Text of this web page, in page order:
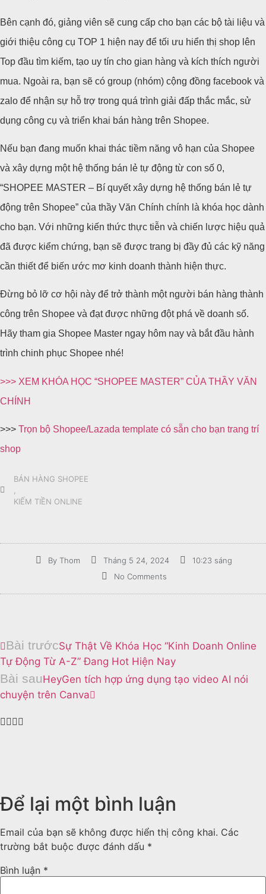
Bên cạnh đó, giảng viên sẽ cung cấp cho bạn các bộ tài liệu và
giới thiệu công cụ TOP 1 hiện nay để tối ưu hiển thị shop lên
Top đầu tìm kiếm, tạo uy tín cho gian hàng và kích thích người
mua. Ngoài ra, bạn sẽ có group (nhóm) cộng đồng facebook và
zalo để nhận sự hỗ trợ trong quá trình giải đấp thắc mắc, sử
dụng công cụ và triển khai bán hàng trên Shopee.
Nếu bạn đang muốn khai thác tiềm năng vô hạn của Shopee
và xây dựng một hệ thống bán lẻ tự động từ con số 0,
“SHOPEE MASTER – Bí quyết xây dựng hệ thống bán lẻ tự
động trên Shopee” của thầy Văn Chính chính là khóa học dành
cho bạn. Với những kiến thức thực tiễn và chiến lược hiệu quả
đã được kiểm chứng, bạn sẽ được trang bị đầy đủ các kỹ năng
cần thiết để biến ước mơ kinh doanh thành hiện thực.
Đừng bỏ lỡ cơ hội này để trở thành một người bán hàng thành
công trên Shopee và đạt được những đột phá về doanh số.
Hãy tham gia Shopee Master ngay hôm nay và bắt đầu hành
trình chinh phục Shopee nhé!
>>> XEM KHÓA HỌC “SHOPEE MASTER” CỦA THẦY VĂN
CHÍNH
>>> Trọn bộ Shopee/Lazada template có sẵn cho bạn trang trí
shop
BÁN HÀNG SHOPEE
KIẾM TIỀN ONLINE
By Thom Tháng 5 24, 2024
10:23 sáng
No Comments
Bài trướcSự Thật Về Khóa Học “Kinh Doanh Online
Tự Động Từ A-Z” Đang Hot Hiện Nay
Bài sauHeyGen tích hợp ứng dụng tạo video AI nói
chuyện trên Canva
Để lại một bình luận
Email của bạn sẽ không được hiển thị công khai. Các
trường bắt buộc được đánh dấu *
Bình luận *